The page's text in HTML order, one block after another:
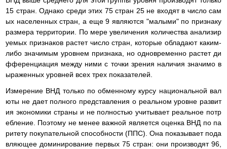
15 стран. Однако среди этих 75 стран 25 не входят в число сам
ых населенных стран, а еще 9 являются "малыми" по признаку
размера территории. По мере увеличения количества анализир
уемых признаков растет число стран, которые обладают каким-
либо значимым уровнем признака, но одновременно растет ди
фференциация между ними с точки зрения наличия значимо в
ыраженных уровней всех трех показателей.
Измерение ВНД только по обменному курсу национальной вал
юты не дает полного представления о реальном уровне развит
ия экономики страны и не полностью учитывает реальное потр
ебление. Поэтому не менее важной является оценка ВНД по па
ритету покупательной способности (ППС). Она показывает пода
вляющее доминирование первых 75 стран: они производят 96,